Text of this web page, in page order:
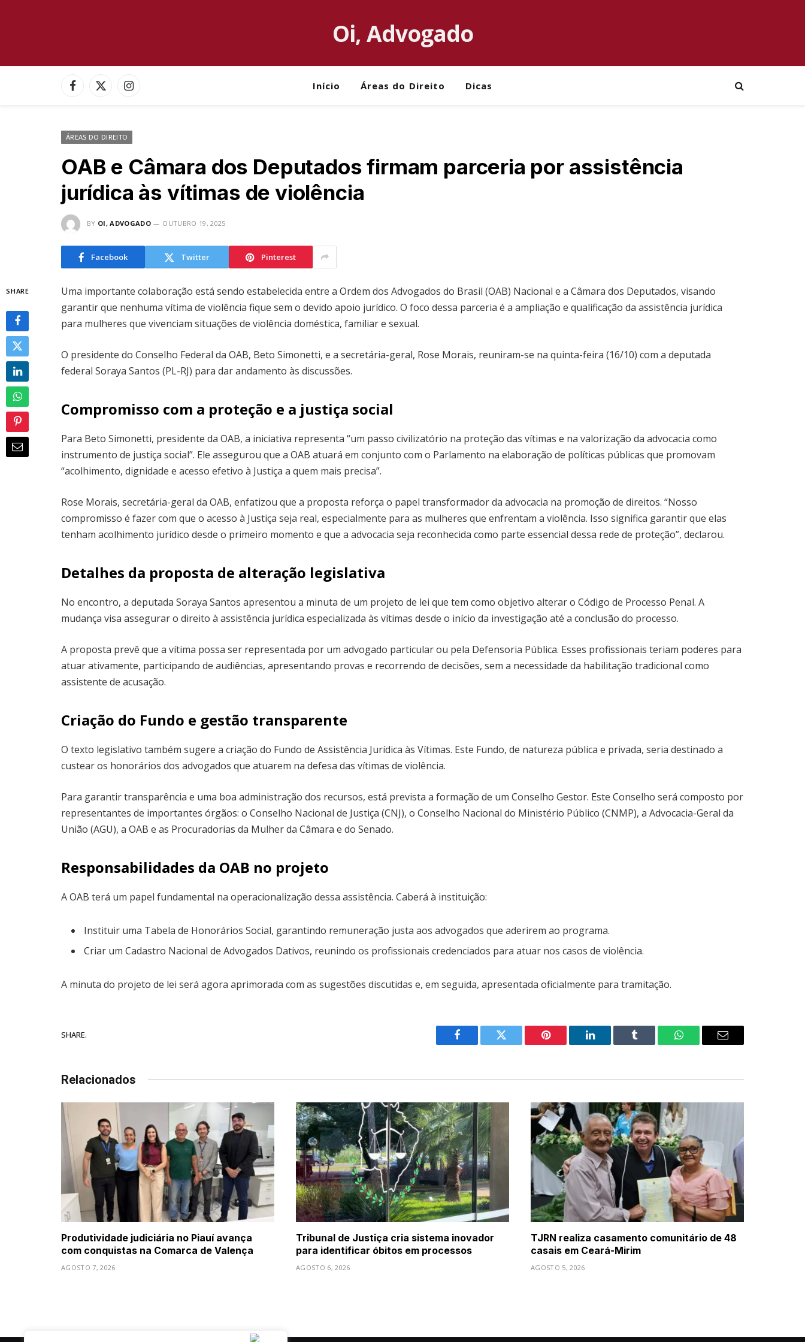
Oi, Advogado
Facebook
X
Instagram Início Áreas do Direito Dicas
ÁREAS DO DIREITO
OAB e Câmara dos Deputados firmam parceria por assistência
jurídica às vítimas de violência
BY OI, ADVOGADO OUTUBRO 19, 2025
Facebook Twitter Pinterest
SHARE
Uma importante colaboração está sendo estabelecida entre a Ordem dos Advogados do Brasil (OAB) Nacional e a Câmara dos Deputados, visando
garantir que nenhuma vítima de violência fique sem o devido apoio jurídico. O foco dessa parceria é a ampliação e qualificação da assistência jurídica
para mulheres que vivenciam situações de violência doméstica, familiar e sexual.
O presidente do Conselho Federal da OAB, Beto Simonetti, e a secretária-geral, Rose Morais, reuniram-se na quinta-feira (16/10) com a deputada
federal Soraya Santos (PL-RJ) para dar andamento às discussões.
Compromisso com a proteção e a justiça social
Para Beto Simonetti, presidente da OAB, a iniciativa representa “um passo civilizatório na proteção das vítimas e na valorização da advocacia como
instrumento de justiça social”. Ele assegurou que a OAB atuará em conjunto com o Parlamento na elaboração de políticas públicas que promovam
“acolhimento, dignidade e acesso efetivo à Justiça a quem mais precisa”.
Rose Morais, secretária-geral da OAB, enfatizou que a proposta reforça o papel transformador da advocacia na promoção de direitos. “Nosso
compromisso é fazer com que o acesso à Justiça seja real, especialmente para as mulheres que enfrentam a violência. Isso significa garantir que elas
tenham acolhimento jurídico desde o primeiro momento e que a advocacia seja reconhecida como parte essencial dessa rede de proteção”, declarou.
Detalhes da proposta de alteração legislativa
No encontro, a deputada Soraya Santos apresentou a minuta de um projeto de lei que tem como objetivo alterar o Código de Processo Penal. A
mudança visa assegurar o direito à assistência jurídica especializada às vítimas desde o início da investigação até a conclusão do processo.
A proposta prevê que a vítima possa ser representada por um advogado particular ou pela Defensoria Pública. Esses profissionais teriam poderes para
atuar ativamente, participando de audiências, apresentando provas e recorrendo de decisões, sem a necessidade da habilitação tradicional como
assistente de acusação.
Criação do Fundo e gestão transparente
O texto legislativo também sugere a criação do Fundo de Assistência Jurídica às Vítimas. Este Fundo, de natureza pública e privada, seria destinado a
custear os honorários dos advogados que atuarem na defesa das vítimas de violência.
Para garantir transparência e uma boa administração dos recursos, está prevista a formação de um Conselho Gestor. Este Conselho será composto por
representantes de importantes órgãos: o Conselho Nacional de Justiça (CNJ), o Conselho Nacional do Ministério Público (CNMP), a Advocacia-Geral da
União (AGU), a OAB e as Procuradorias da Mulher da Câmara e do Senado.
Responsabilidades da OAB no projeto
A OAB terá um papel fundamental na operacionalização dessa assistência. Caberá à instituição:
Instituir uma Tabela de Honorários Social, garantindo remuneração justa aos advogados que aderirem ao programa.
Criar um Cadastro Nacional de Advogados Dativos, reunindo os profissionais credenciados para atuar nos casos de violência.
A minuta do projeto de lei será agora aprimorada com as sugestões discutidas e, em seguida, apresentada oficialmente para tramitação.
SHARE.
Facebook Twitter Pinterest LinkedIn Tumblr WhatsAppEmail
Relacionados
Produtividade judiciária no Piauí avança
com conquistas na Comarca de Valença
AGOSTO 7, 2026
Tribunal de Justiça cria sistema inovador
para identificar óbitos em processos
AGOSTO 6, 2026
TJRN realiza casamento comunitário de 48
casais em Ceará-Mirim
AGOSTO 5, 2026